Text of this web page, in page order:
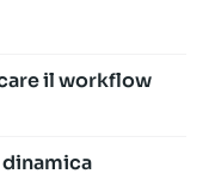
il workflow
dinamica